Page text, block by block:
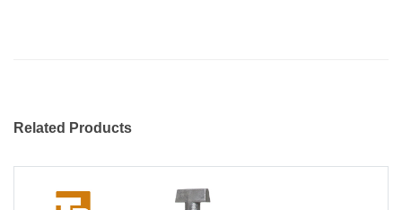
Related Products